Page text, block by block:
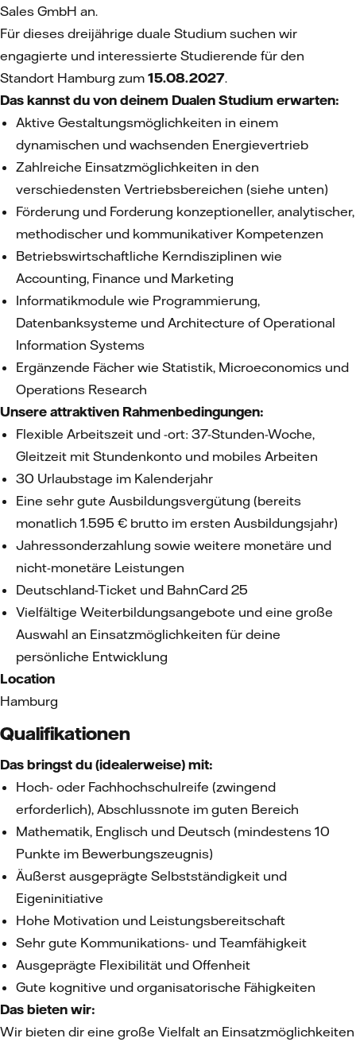
Sales GmbH an.
Für dieses dreijährige duale Studium suchen wir
engagierte und interessierte Studierende für den
Standort Hamburg zum 15.08.2027.
Das kannst du von deinem Dualen Studium erwarten:
Aktive Gestaltungsmöglichkeiten in einem
dynamischen und wachsenden Energievertrieb
Zahlreiche Einsatzmöglichkeiten in den
verschiedensten Vertriebsbereichen (siehe unten)
Förderung und Forderung konzeptioneller, analytischer,
methodischer und kommunikativer Kompetenzen
Betriebswirtschaftliche Kerndisziplinen wie
Accounting, Finance und Marketing
Informatikmodule wie Programmierung,
Datenbanksysteme und Architecture of Operational
Information Systems
Ergänzende Fächer wie Statistik, Microeconomics und
Operations Research
Unsere attraktiven Rahmenbedingungen:
Flexible Arbeitszeit und -ort: 37-Stunden-Woche,
Gleitzeit mit Stundenkonto und mobiles Arbeiten
30 Urlaubstage im Kalenderjahr
Eine sehr gute Ausbildungsvergütung (bereits
monatlich 1.595 € brutto im ersten Ausbildungsjahr)
Jahressonderzahlung sowie weitere monetäre und
nicht-monetäre Leistungen
Deutschland-Ticket und BahnCard 25
Vielfältige Weiterbildungsangebote und eine große
Auswahl an Einsatzmöglichkeiten für deine
persönliche Entwicklung
Location
Hamburg
Qualifikationen
Das bringst du (idealerweise) mit:
Hoch- oder Fachhochschulreife (zwingend
erforderlich), Abschlussnote im guten Bereich
Mathematik, Englisch und Deutsch (mindestens 10
Punkte im Bewerbungszeugnis)
Äußerst ausgeprägte Selbstständigkeit und
Eigeninitiative
Hohe Motivation und Leistungsbereitschaft
Sehr gute Kommunikations- und Teamfähigkeit
Ausgeprägte Flexibilität und Offenheit
Gute kognitive und organisatorische Fähigkeiten
Das bieten wir:
Wir bieten dir eine große Vielfalt an Einsatzmöglichkeiten